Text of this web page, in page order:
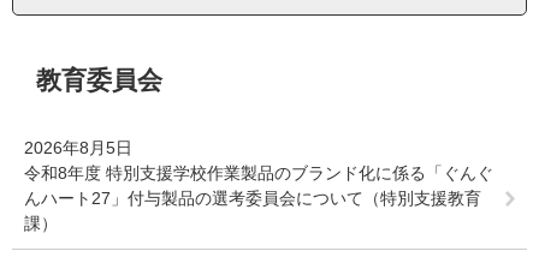
教育委員会
2026年8月5日
令和8年度 特別支援学校作業製品のブランド化に係る「ぐんぐ
んハート27」付与製品の選考委員会について（特別支援教育
課）